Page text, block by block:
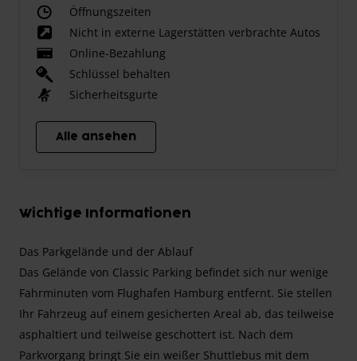
Öffnungszeiten
Nicht in externe Lagerstätten verbrachte Autos
Online-Bezahlung
Schlüssel behalten
Sicherheitsgurte
Alle ansehen
Wichtige Informationen
Das Parkgelände und der Ablauf
Das Gelände von Classic Parking befindet sich nur wenige
Fahrminuten vom Flughafen Hamburg entfernt. Sie stellen
Ihr Fahrzeug auf einem gesicherten Areal ab, das teilweise
asphaltiert und teilweise geschottert ist. Nach dem
Parkvorgang bringt Sie ein weißer Shuttlebus mit dem